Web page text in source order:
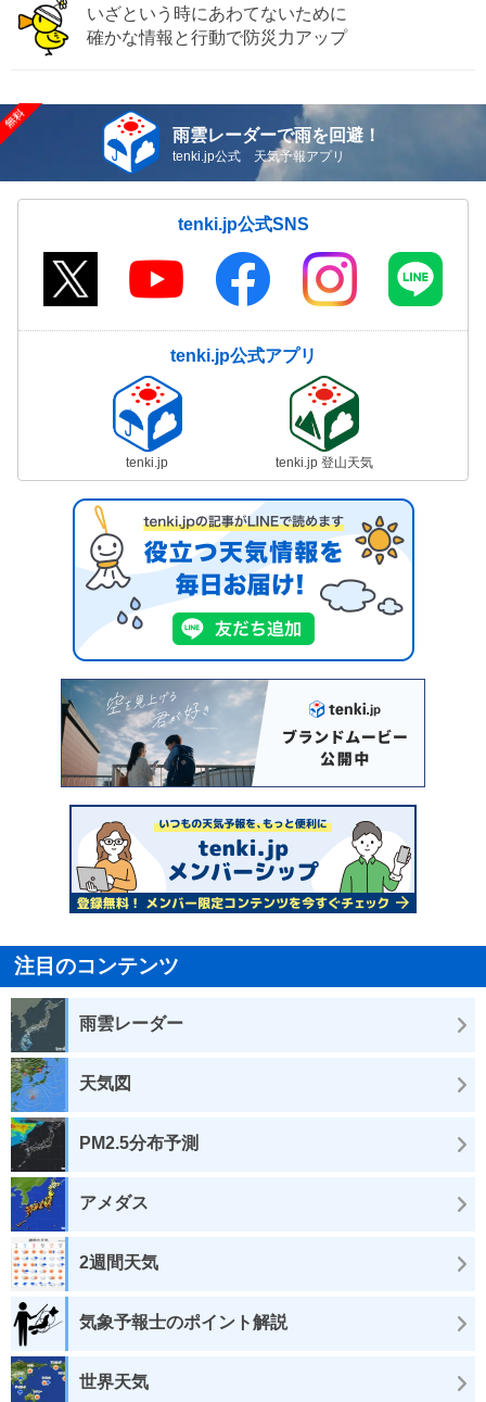
いざという時にあわてないために
確かな情報と行動で防災力アップ
雨雲レーダーで雨を回避！
tenki.jp公式 天気予報アプリ
tenki.jp公式SNS
tenki.jp公式アプリ
tenki.jp tenki.jp 登山天気
注目のコンテンツ
雨雲レーダー
天気図
PM2.5分布予測
アメダス
2週間天気
気象予報士のポイント解説
世界天気